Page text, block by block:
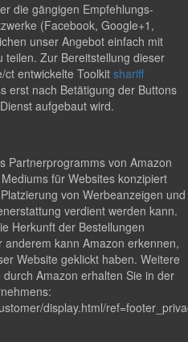
die gängigen Empfehlungs-
(Facebook, Google+1,
unser Angebot einfach mit
teilen. Zur Bereitstellung dieser
ct entwickelte Toolkit shariff
erst nach Betätigung der Buttons
aufgebaut wird.
Partnerprogramms von Amazon
für Websites konzipiert
von Werbeanzeigen und
verdient werden kann.
Herkunft der Bestellungen
kann Amazon erkennen,
Website geklickt haben. Weitere
Amazon erhalten Sie in der
display.html/